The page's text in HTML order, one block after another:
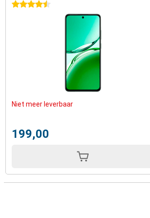
4.5 sterren
Niet meer leverbaar
199,00